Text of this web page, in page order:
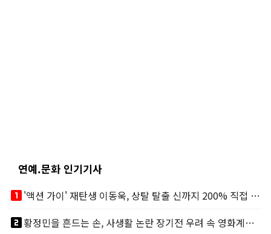
연예.문화 인기기사
looks_one
'액션 가이' 재탄생 이동욱, 상탈 탈출 신까지 200% 직접 소화
looks_two
황정민을 흔드는 손, 사생활 논란 장기전 우려 속 영화계도 리스크